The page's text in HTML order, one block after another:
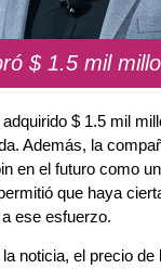
$ 1.5 mil
$ 1.5 mil
Además, la
en el futuro como
que haya
ese esfuerzo.
noticia, el precio de